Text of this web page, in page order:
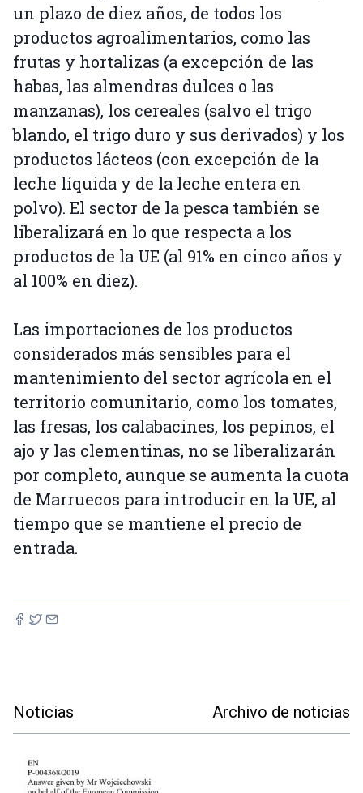
un plazo de diez años, de todos los
productos agroalimentarios, como las
frutas y hortalizas (a excepción de las
habas, las almendras dulces o las
manzanas), los cereales (salvo el trigo
blando, el trigo duro y sus derivados) y los
productos lácteos (con excepción de la
leche líquida y de la leche entera en
polvo). El sector de la pesca también se
liberalizará en lo que respecta a los
productos de la UE (al 91% en cinco años y
al 100% en diez).
Las importaciones de los productos
considerados más sensibles para el
mantenimiento del sector agrícola en el
territorio comunitario, como los tomates,
las fresas, los calabacines, los pepinos, el
ajo y las clementinas, no se liberalizarán
por completo, aunque se aumenta la cuota
de Marruecos para introducir en la UE, al
tiempo que se mantiene el precio de
entrada.
Noticias Archivo de noticias